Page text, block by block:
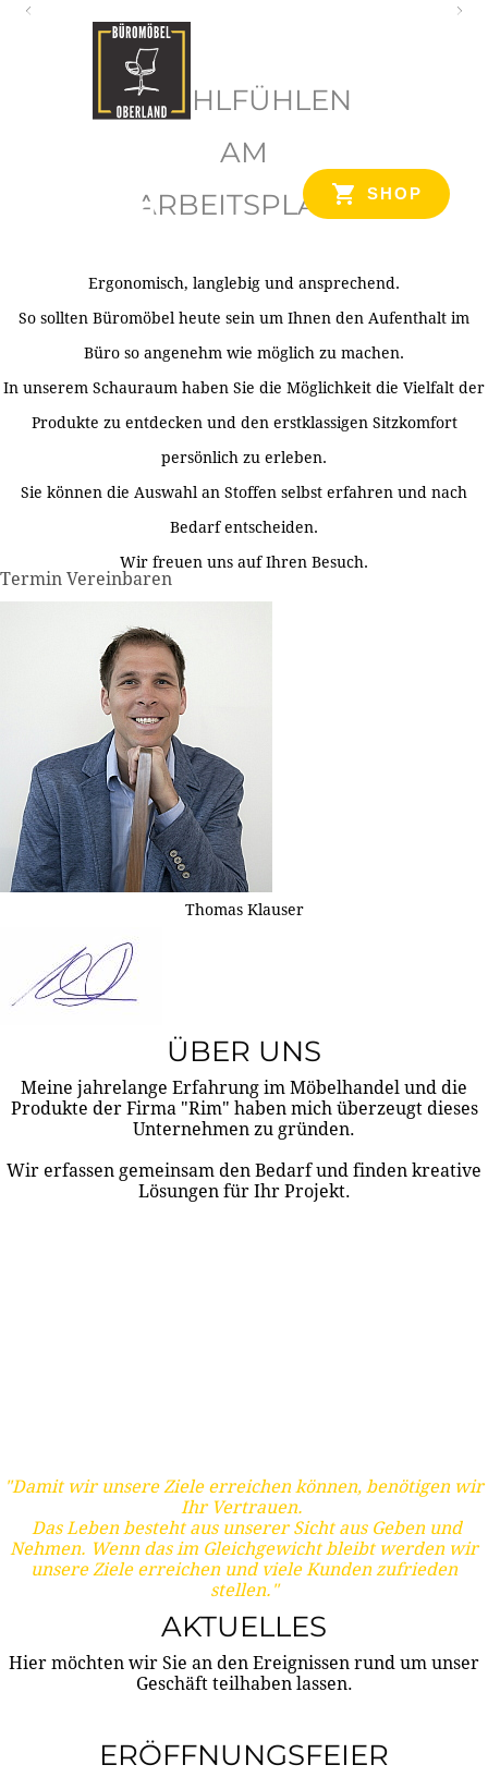
SHOP
WOHLFÜHLEN
AM
ARBEITSPLATZ
Ergonomisch, langlebig und ansprechend.
So sollten Büromöbel heute sein um Ihnen den Aufenthalt im
Büro so angenehm wie möglich zu machen.
In unserem Schauraum haben Sie die Möglichkeit die Vielfalt der
Produkte zu entdecken und den erstklassigen Sitzkomfort
persönlich zu erleben.
Sie können die Auswahl an Stoffen selbst erfahren und nach
Bedarf entscheiden.
Wir freuen uns auf Ihren Besuch.
Termin Vereinbaren
Thomas Klauser
ÜBER UNS
Meine jahrelange Erfahrung im Möbelhandel und die
Produkte der Firma "Rim" haben mich überzeugt dieses
Unternehmen zu gründen.
Wir erfassen gemeinsam den Bedarf und finden kreative
Lösungen für Ihr Projekt.
"Damit wir unsere Ziele erreichen können, benötigen wir
Ihr Vertrauen.
Das Leben besteht aus unserer Sicht aus Geben und
Nehmen. Wenn das im Gleichgewicht bleibt werden wir
unsere Ziele erreichen und viele Kunden zufrieden
stellen."
AKTUELLES
Hier möchten wir Sie an den Ereignissen rund um unser
Geschäft teilhaben lassen.
ERÖFFNUNGSFEIER